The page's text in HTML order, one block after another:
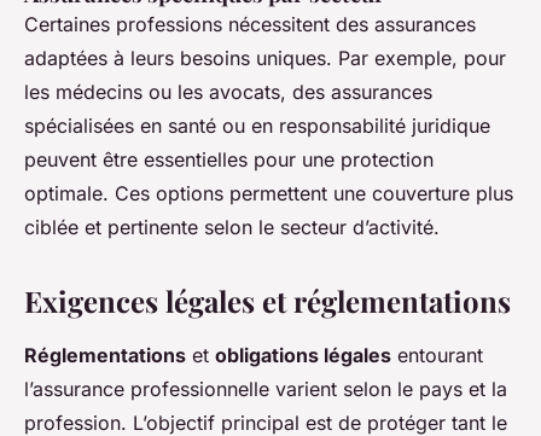
Certaines professions nécessitent des assurances
adaptées à leurs besoins uniques. Par exemple, pour
les médecins ou les avocats, des assurances
spécialisées en santé ou en responsabilité juridique
peuvent être essentielles pour une protection
optimale. Ces options permettent une couverture plus
ciblée et pertinente selon le secteur d’activité.
Exigences légales et réglementations
Réglementations et obligations légales entourant
l’assurance professionnelle varient selon le pays et la
profession. L’objectif principal est de protéger tant le